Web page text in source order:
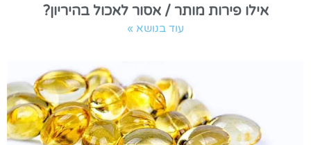
אילו פירות מותר / אסור לאכול בהיריון?
עוד בנושא »